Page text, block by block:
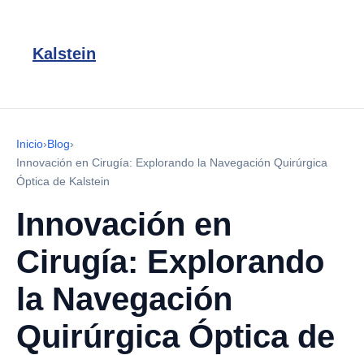
Kalstein
Inicio›Blog›
Innovación en Cirugía: Explorando la Navegación Quirúrgica
Óptica de Kalstein
Innovación en
Cirugía: Explorando
la Navegación
Quirúrgica Óptica de